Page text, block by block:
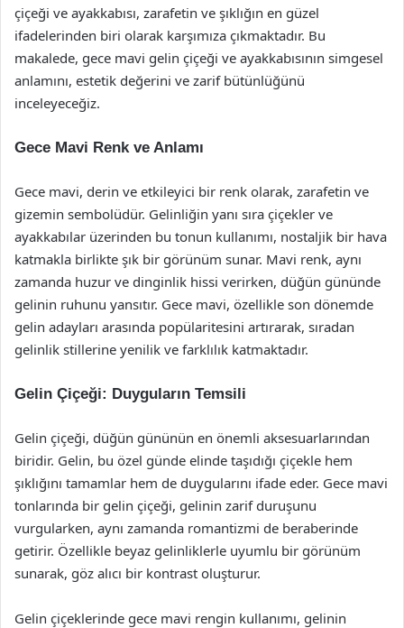
çiçeği ve ayakkabısı, zarafetin ve şıklığın en güzel
ifadelerinden biri olarak karşımıza çıkmaktadır. Bu
makalede, gece mavi gelin çiçeği ve ayakkabısının simgesel
anlamını, estetik değerini ve zarif bütünlüğünü
inceleyeceğiz.
Gece Mavi Renk ve Anlamı
Gece mavi, derin ve etkileyici bir renk olarak, zarafetin ve
gizemin sembolüdür. Gelinliğin yanı sıra çiçekler ve
ayakkabılar üzerinden bu tonun kullanımı, nostaljik bir hava
katmakla birlikte şık bir görünüm sunar. Mavi renk, aynı
zamanda huzur ve dinginlik hissi verirken, düğün gününde
gelinin ruhunu yansıtır. Gece mavi, özellikle son dönemde
gelin adayları arasında popülaritesini artırarak, sıradan
gelinlik stillerine yenilik ve farklılık katmaktadır.
Gelin Çiçeği: Duyguların Temsili
Gelin çiçeği, düğün gününün en önemli aksesuarlarından
biridir. Gelin, bu özel günde elinde taşıdığı çiçekle hem
şıklığını tamamlar hem de duygularını ifade eder. Gece mavi
tonlarında bir gelin çiçeği, gelinin zarif duruşunu
vurgularken, aynı zamanda romantizmi de beraberinde
getirir. Özellikle beyaz gelinliklerle uyumlu bir görünüm
sunarak, göz alıcı bir kontrast oluşturur.
Gelin çiçeklerinde gece mavi rengin kullanımı, gelinin